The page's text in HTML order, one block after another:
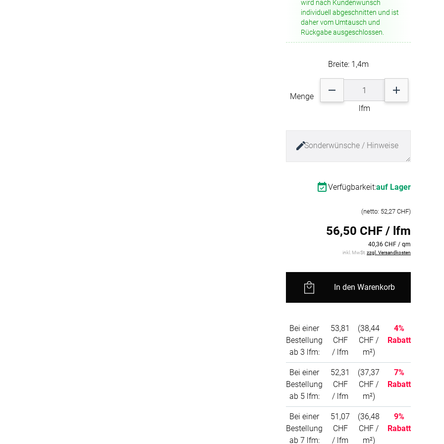
BEZAHLUNG
PayPal
Kreditkarte
phthalatfrei, was eine
unbedenkliche Nutzung bzw.
Verarbeitung des Materials
ermöglicht.
antibakteriell
fäulnishemmend
schmutzabweisend
wasserabweisend
wasserdicht
Farbbezeichnung:
Gewicht: 845g/m
Haftung: 3,5 DaN
RAL-Farbe: 9017
Reisskraft Schuss: 23 DaN
Weiterreisskraft Schuss: 6
DaN
RAL Farbe: 9017
wird nach Kundenwunsch
individuell abgeschnitten und ist
daher vom Umtausch und
Rückgabe ausgeschlossen.
Breite: 1,4m
Menge
lfm
Verfügbarkeit:auf Lager
(netto: 52,27 CHF)
56,50 CHF / lfm
40,36 CHF / qm
inkl. MwSt. zzgl. Versandkosten
In den Warenkorb
Bei einer
Bestellung
ab 3 lfm:
53,81
CHF
/ lfm
(38,44
CHF /
m²)
4%
Rabatt
Bei einer
Bestellung
ab 5 lfm:
52,31
CHF
/ lfm
(37,37
CHF /
m²)
7%
Rabatt
Bei einer
Bestellung
ab 7 lfm:
51,07
CHF
/ lfm
(36,48
CHF /
m²)
9%
Rabatt